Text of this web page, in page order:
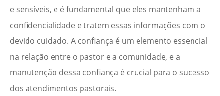
e sensíveis, e é fundamental que eles mantenham a
confidencialidade e tratem essas informações com o
devido cuidado. A confiança é um elemento essencial
na relação entre o pastor e a comunidade, e a
manutenção dessa confiança é crucial para o sucesso
dos atendimentos pastorais.